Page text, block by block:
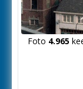
Foto 4.965